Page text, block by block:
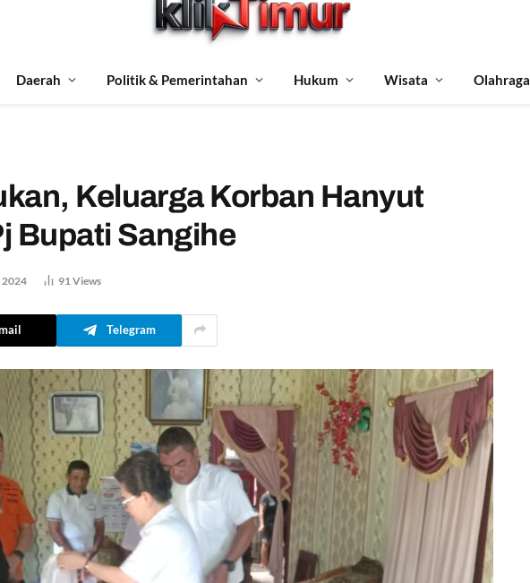
Daerah Politik & Pemerintahan Hukum Wisata Olahraga
Keluarga Korban Hanyut
Bupati Sangihe
2024 91 Views
Telegram